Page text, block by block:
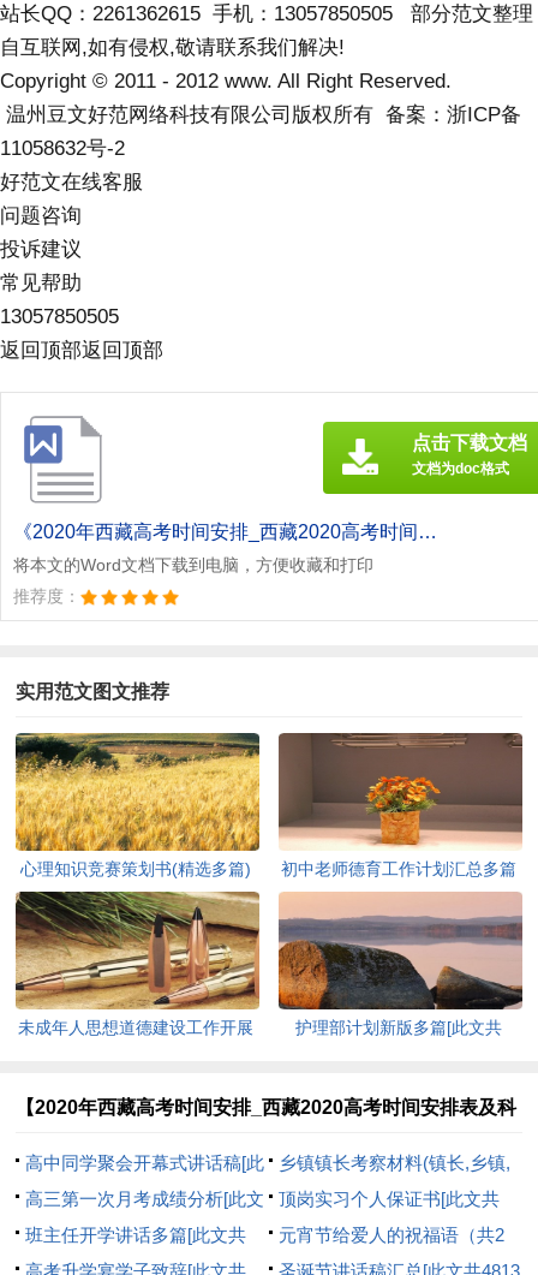
站长QQ：2261362615 手机：13057850505 部分范文整理
自互联网,如有侵权,敬请联系我们解决!
Copyright © 2011 - 2012 www. All Right Reserved.
温州豆文好范网络科技有限公司版权所有 备案：浙ICP备
11058632号-2
好范文在线客服
问题咨询
投诉建议
常见帮助
13057850505
返回顶部返回顶部
《2020年西藏高考时间安排_西藏2020高考时间安排表及科目[此文共1705字].doc》
将本文的Word文档下载到电脑，方便收藏和打印
推荐度：
点击下载文档
文档为doc格式
实用范文图文推荐
心理知识竞赛策划书(精选多篇)
[此文共5937字]
初中老师德育工作计划汇总多篇
未成年人思想道德建设工作开展
护理部计划新版多篇[此文共
【2020年西藏高考时间安排_西藏2020高考时间安排表及科
目】相关文章：
高中同学聚会开幕式讲话稿[此
文共2463字]
乡镇镇长考察材料(镇长,乡镇,
考察)[此文共4881字]
高三第一次月考成绩分析[此文
共1253字]
顶岗实习个人保证书[此文共
1897字]
班主任开学讲话多篇[此文共
7010字]
元宵节给爱人的祝福语（共2
篇）[此文共5578字]
高考升学宴学子致辞[此文共 圣诞节讲话稿汇总[此文共4813